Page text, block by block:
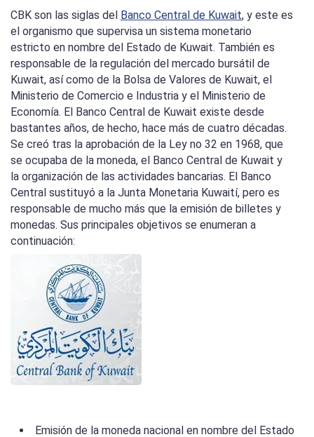
CBK son las siglas del Banco Central de Kuwait, y este es
el organismo que supervisa un sistema monetario
estricto en nombre del Estado de Kuwait. También es
responsable de la regulación del mercado bursátil de
Kuwait, así como de la Bolsa de Valores de Kuwait, el
Ministerio de Comercio e Industria y el Ministerio de
Economía. El Banco Central de Kuwait existe desde
bastantes años, de hecho, hace más de cuatro décadas.
Se creó tras la aprobación de la Ley no 32 en 1968, que
se ocupaba de la moneda, el Banco Central de Kuwait y
la organización de las actividades bancarias. El Banco
Central sustituyó a la Junta Monetaria Kuwaití, pero es
responsable de mucho más que la emisión de billetes y
monedas. Sus principales objetivos se enumeran a
continuación:
Emisión de la moneda nacional en nombre del Estado